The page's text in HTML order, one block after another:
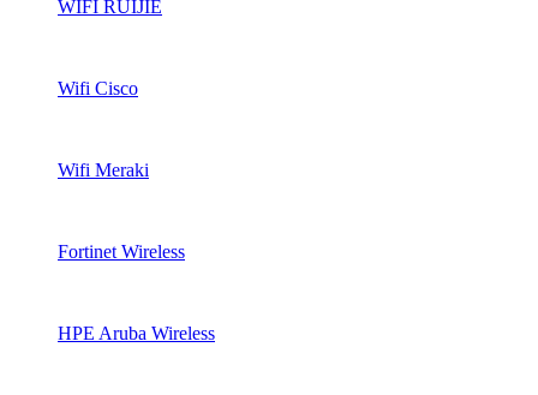
WIFI RUIJIE
Wifi Cisco
Wifi Meraki
Fortinet Wireless
HPE Aruba Wireless